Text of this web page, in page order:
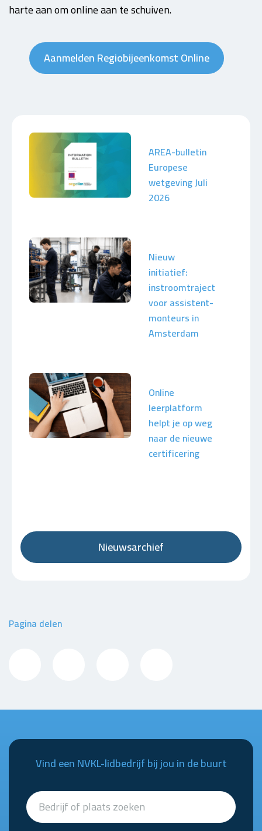
harte aan om online aan te schuiven.
Aanmelden Regiobijeenkomst Online
AREA-bulletin
Europese
wetgeving Juli
2026
Nieuw
initiatief:
instroomtraject
voor assistent-
monteurs in
Amsterdam
Online
leerplatform
helpt je op weg
naar de nieuwe
certificering
Nieuwsarchief
Pagina delen
Vind een NVKL-lidbedrijf bij jou in de buurt